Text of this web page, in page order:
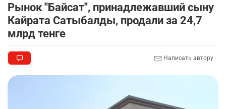
Рынок "Байсат", принадлежавший сыну
Кайрата Сатыбалды, продали за 24,7
млрд тенге
Написать автору